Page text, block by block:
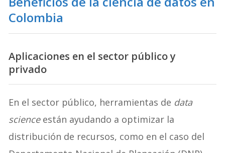
Colombia
Aplicaciones en el sector público y
privado
En el sector público, herramientas de data
scienceestán ayudando a optimizar la
distribución de recursos, como en el caso del